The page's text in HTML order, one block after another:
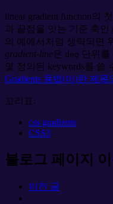
linear gradient function의
과 끝점을 잇는 기준 축인
의 예에서처럼 생략되면
gradient-line은 deg 단위를
몇 정의된 keywords를 쓸
Gradients 용법(이)란 제목
꼬리표:
css gradients
CSS3
블로그 페이지
이전 글